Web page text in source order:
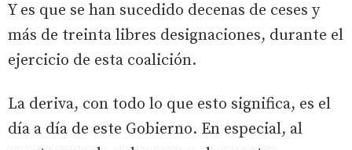
Y es que se han sucedido decenas de ceses y
más de treinta libres designaciones, durante el
ejercicio de esta coalición.
La deriva, con todo lo que esto significa, es el
día a día de este Gobierno. En especial, al